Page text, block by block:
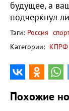
будущее, а
подчеркнул
Тэги: Россия
Категории: КПРФ
Похожие